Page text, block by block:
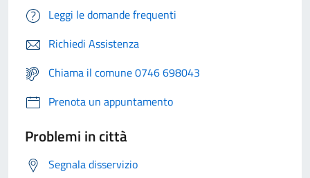
Leggi le domande frequenti
Richiedi Assistenza
Chiama il comune 0746 698043
Prenota un appuntamento
Problemi in città
Segnala disservizio